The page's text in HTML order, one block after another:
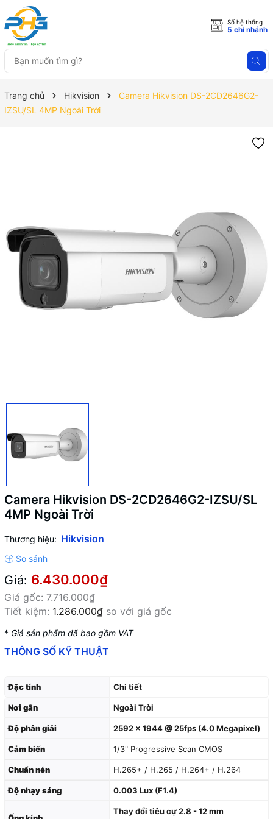
Số hệ thống
5 chi nhánh
Trang chủ Hikvision
Camera Hikvision DS-2CD2646G2-
IZSU/SL 4MP Ngoài Trời
Camera Hikvision DS-2CD2646G2-IZSU/SL
4MP Ngoài Trời
Thương hiệu: Hikvision
Giá: 6.430.000₫
Giá gốc: 7.716.000₫
Tiết kiệm: 1.286.000₫ so với giá gốc
* Giá sản phẩm đã bao gồm VAT
THÔNG SỐ KỸ THUẬT
Đặc tính Chi tiết
Nơi gắn Ngoài Trời
Độ phân giải 2592 × 1944 @ 25fps (4.0 Megapixel)
Cảm biến 1/3" Progressive Scan CMOS
Chuẩn nén H.265+ / H.265 / H.264+ / H.264
Độ nhạy sáng 0.003 Lux (F1.4)
Thay đổi tiêu cự 2.8 - 12 mm